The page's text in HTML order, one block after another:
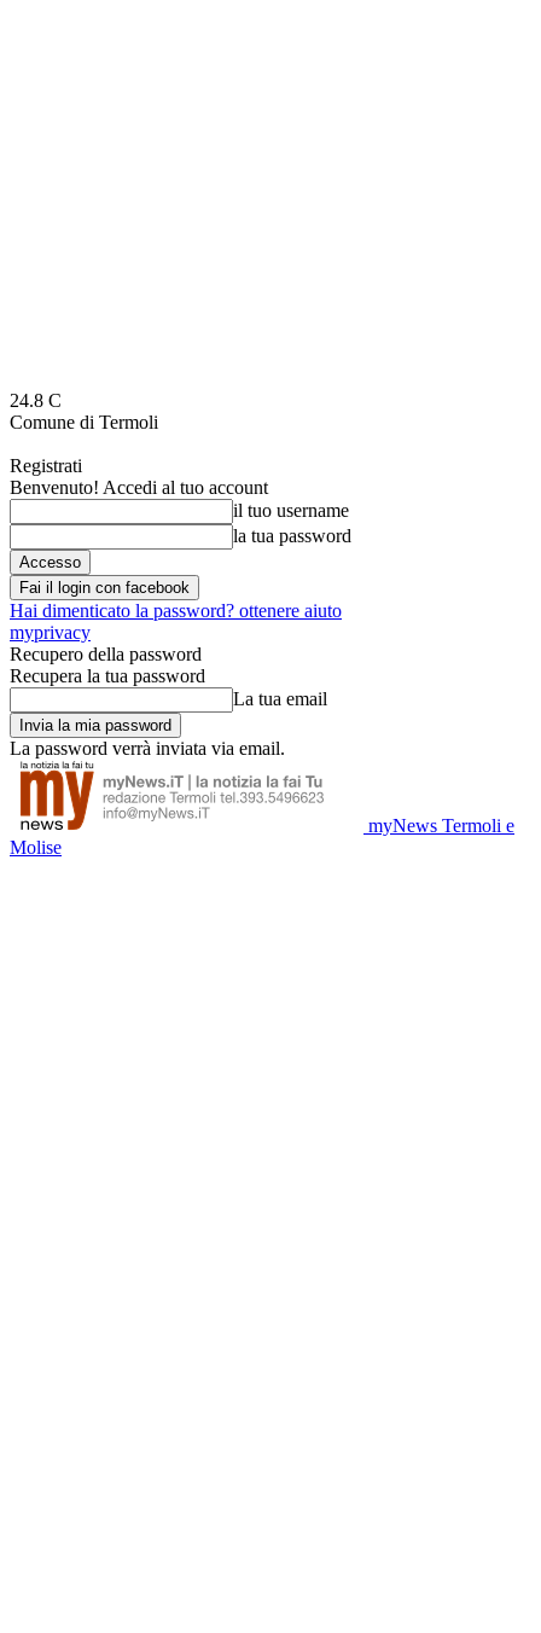
24.8 C
Comune di Termoli
Registrati
Benvenuto! Accedi al tuo account
il tuo username
la tua password
Fai il login con facebook
Hai dimenticato la password? ottenere aiuto
myprivacy
Recupero della password
Recupera la tua password
La tua email
La password verrà inviata via email.
myNews Termoli e
Molise